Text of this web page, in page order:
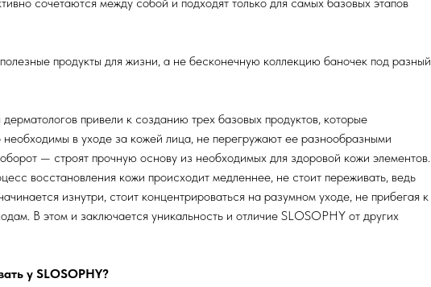
продукты для жизни, а не бесконечную коллекцию баночек под разный
привели к созданию трех базовых продуктов, которые
необходимы в уходе за кожей лица, не перегружают ее разнообразными
— строят прочную основу из необходимых для здоровой кожи элементов.
восстановления кожи происходит медленнее, не стоит переживать, ведь
изнутри, стоит концентрироваться на разумном уходе, не прибегая к
В этом и заключается уникальность и отличие SLOSOPHY от других
у SLOSOPHY?